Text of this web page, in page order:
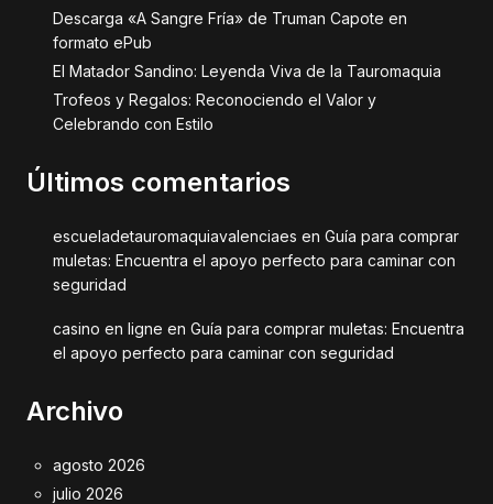
Descarga «A Sangre Fría» de Truman Capote en
formato ePub
El Matador Sandino: Leyenda Viva de la Tauromaquia
Trofeos y Regalos: Reconociendo el Valor y
Celebrando con Estilo
Últimos comentarios
escueladetauromaquiavalenciaes en Guía para comprar
muletas: Encuentra el apoyo perfecto para caminar con
seguridad
casino en ligne en Guía para comprar muletas: Encuentra
el apoyo perfecto para caminar con seguridad
Archivo
agosto 2026
julio 2026